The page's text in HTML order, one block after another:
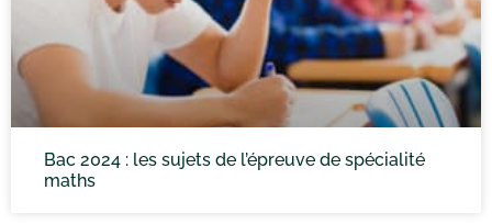
Bac 2024 : les sujets de l’épreuve de spécialité
maths